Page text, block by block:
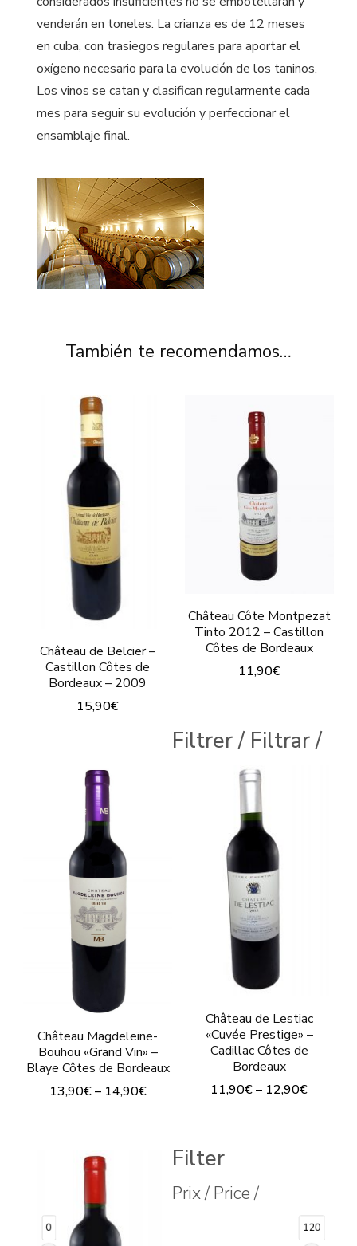
venderán en toneles. La crianza es de 12 meses
en cuba, con trasiegos regulares para aportar el
oxígeno necesario para la evolución de los taninos.
Los vinos se catan y clasifican regularmente cada
mes para seguir su evolución y perfeccionar el
ensamblaje final.
También te recomendamos…
Château de Belcier –
Castillon Côtes de
Bordeaux – 2009
15,90€
Château Côte Montpezat
Tinto 2012 – Castillon
Côtes de Bordeaux
11,90€
tiene
múltiples
variantes.
Las
opciones
se
pueden
elegir
en
página
de
producto
Château Magdeleine-
Bouhou «Grand Vin» –
Blaye Côtes de Bordeaux
13,90€– 14,90€
tiene
múltiples
variantes.
Château de Lestiac
«Cuvée Prestige» –
Cadillac Côtes de
Bordeaux
11,90€– 12,90€
múltiples
Filtrer / Filtrar /
Filter
Prix / Price /
0 120